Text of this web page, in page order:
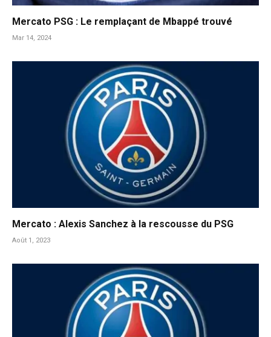
Mercato PSG : Le remplaçant de Mbappé trouvé
Mar 14, 2024
Mercato : Alexis Sanchez à la rescousse du PSG
Août 1, 2023